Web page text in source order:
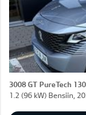
3008 GT PureTech
1.2 (96 kW) Bensiin,